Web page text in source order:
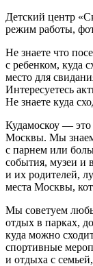
Детский центр
режим работы,
Не знаете что
с ребенком, куда
место для
Интересуетесь
Не знаете куда
Кудамоскоу —
Москвы. Мы знаем
с парнем или
события, музеи и
и их родителей,
места Москвы,
Мы советуем
отдых в парках,
куда можно
спортивные
и отдыха с